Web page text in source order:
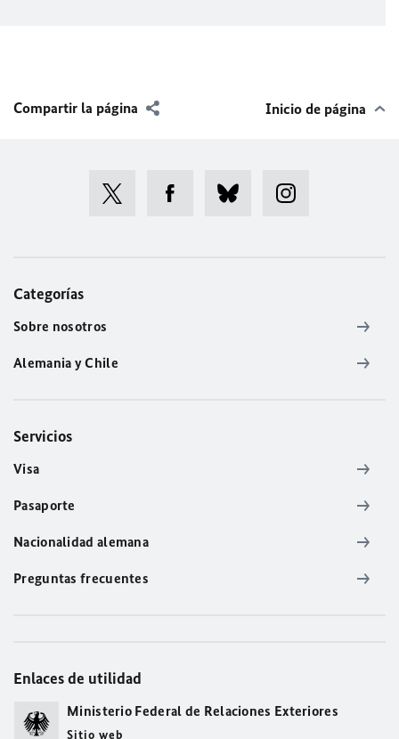
Compartir la página Inicio de página
Categorías
Sobre nosotros
Alemania y Chile
Servicios
Visa
Pasaporte
Nacionalidad alemana
Preguntas frecuentes
Enlaces de utilidad
Ministerio Federal de Relaciones Exteriores
Sitio web